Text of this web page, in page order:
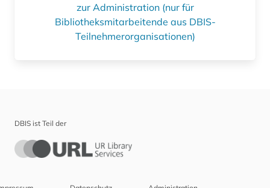
zur Administration (nur für
Bibliotheksmitarbeitende aus DBIS-
Teilnehmerorganisationen)
DBIS ist Teil der